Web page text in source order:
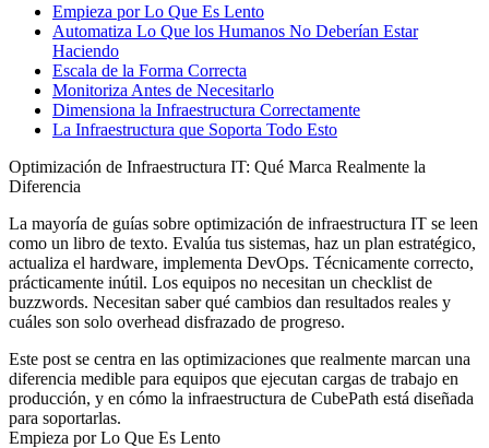
Empieza por Lo Que Es Lento
Automatiza Lo Que los Humanos No Deberían Estar
Haciendo
Escala de la Forma Correcta
Monitoriza Antes de Necesitarlo
Dimensiona la Infraestructura Correctamente
La Infraestructura que Soporta Todo Esto
Optimización de Infraestructura IT: Qué Marca Realmente la
Diferencia
La mayoría de guías sobre optimización de infraestructura IT se leen
como un libro de texto. Evalúa tus sistemas, haz un plan estratégico,
actualiza el hardware, implementa DevOps. Técnicamente correcto,
prácticamente inútil. Los equipos no necesitan un checklist de
buzzwords. Necesitan saber qué cambios dan resultados reales y
cuáles son solo overhead disfrazado de progreso.
Este post se centra en las optimizaciones que realmente marcan una
diferencia medible para equipos que ejecutan cargas de trabajo en
producción, y en cómo la infraestructura de CubePath está diseñada
para soportarlas.
Empieza por Lo Que Es Lento